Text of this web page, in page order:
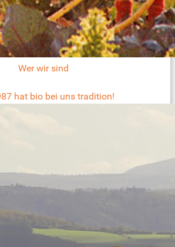
Wer wir sind
hat bio bei uns tradition!